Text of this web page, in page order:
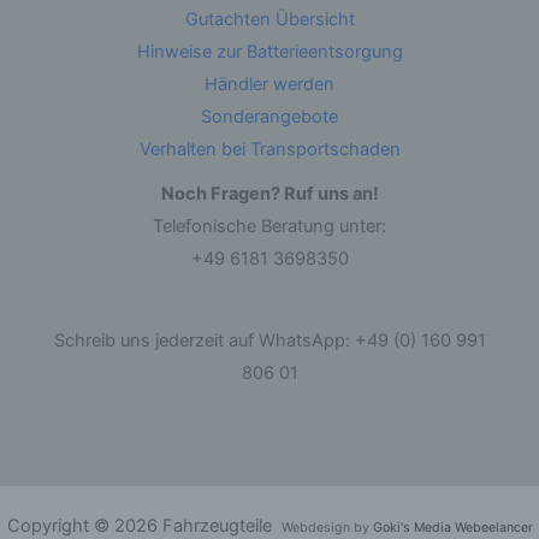
Gutachten Übersicht
Hinweise zur Batterieentsorgung
Händler werden
Sonderangebote
Verhalten bei Transportschaden
Noch Fragen? Ruf uns an!
Telefonische Beratung unter:
+49 6181 3698350
Schreib uns jederzeit auf WhatsApp: +49 (0) 160 991
806 01
Copyright © 2026 Fahrzeugteile Webdesign by Goki's Media Webeelancer
identifizierbare natürliche Person, deren
Verarbeitung Verantwortlichen verarbeitet
c) Verarbeitung
Verarbeitung ist jeder mit oder ohne Hilfe
oder jede solche Vorgangsreihe im
Zusammenhang mit personenbezogenen Daten
wie das Erheben, das Erfassen, die
durch Übermittlung, Verbreitung oder eine
andere Form der Bereitstellung, den Abgleich
oder die Verknüpfung, die Einschränkung, das
Einschränkung der Verarbeitung ist die